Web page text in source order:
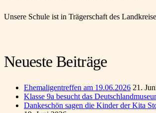
Unsere Schule ist in Trägerschaft des
Neueste Beiträge
Ehemaligentreffen am 19.06.2026 21.
Klasse 9a besucht das
Dankeschön sagen die Kinder der Kita